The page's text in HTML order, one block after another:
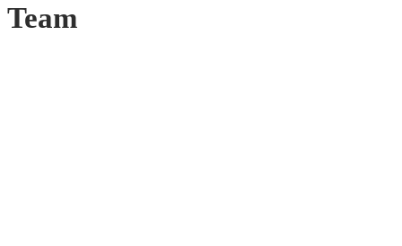
Team